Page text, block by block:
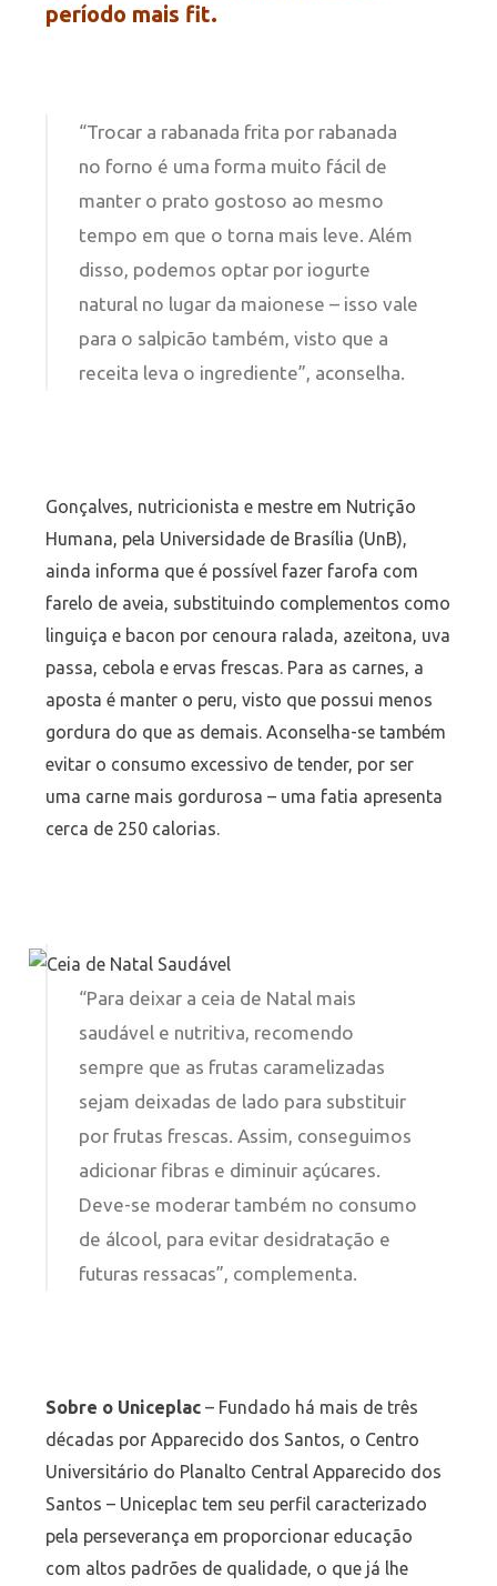
período mais fit.
“Trocar a rabanada frita por rabanada
no forno é uma forma muito fácil de
manter o prato gostoso ao mesmo
tempo em que o torna mais leve. Além
disso, podemos optar por iogurte
natural no lugar da maionese – isso vale
para o salpicão também, visto que a
receita leva o ingrediente”, aconselha.
Gonçalves, nutricionista e mestre em Nutrição
Humana, pela Universidade de Brasília (UnB),
ainda informa que é possível fazer farofa com
farelo de aveia, substituindo complementos como
linguiça e bacon por cenoura ralada, azeitona, uva
passa, cebola e ervas frescas. Para as carnes, a
aposta é manter o peru, visto que possui menos
gordura do que as demais. Aconselha-se também
evitar o consumo excessivo de tender, por ser
uma carne mais gordurosa – uma fatia apresenta
cerca de 250 calorias.
“Para deixar a ceia de Natal mais
saudável e nutritiva, recomendo
sempre que as frutas caramelizadas
sejam deixadas de lado para substituir
por frutas frescas. Assim, conseguimos
adicionar fibras e diminuir açúcares.
Deve-se moderar também no consumo
de álcool, para evitar desidratação e
futuras ressacas”, complementa.
Sobre o Uniceplac– Fundado há mais de três
décadas por Apparecido dos Santos, o Centro
Universitário do Planalto Central Apparecido dos
Santos – Uniceplac tem seu perfil caracterizado
pela perseverança em proporcionar educação
com altos padrões de qualidade, o que já lhe